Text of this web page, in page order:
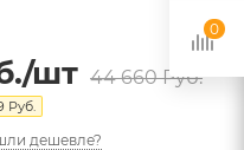
/шт 44 660Руб.
Руб.
дешевле?
0